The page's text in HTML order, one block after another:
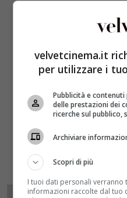
velvetcinema.it
per utilizzare i
Pubblicità e
delle prestazioni dei
ricerche sul pubblico,
Archiviare
Scopri di più
I tuoi dati personali verranno
informazioni raccolte dal tuo